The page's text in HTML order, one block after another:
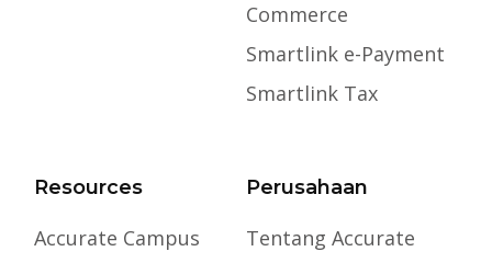
Commerce
Smartlink e-Payment
Smartlink Tax
Resources
Accurate Campus
Perusahaan
Tentang Accurate